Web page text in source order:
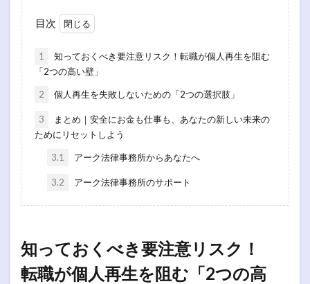
目次
1
知っておくべき要注意リスク！転職が個人再生を阻む
「2つの高い壁」
2 個人再生を失敗しないための「2つの選択肢」
3
まとめ｜安全にお金も仕事も、あなたの新しい未来の
ためにリセットしよう
3.1 アーク法律事務所からあなたへ
3.2 アーク法律事務所のサポート
知っておくべき要注意リスク！
転職が個人再生を阻む「2つの高